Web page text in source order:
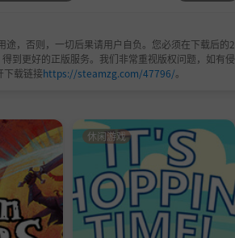
，否则，一切后果请用户自负。您必须在下载后的2
到更好的正版服务。我们非常重视版权问题，如有侵
载链接https://steamzg.com/47796/。
休闲游戏